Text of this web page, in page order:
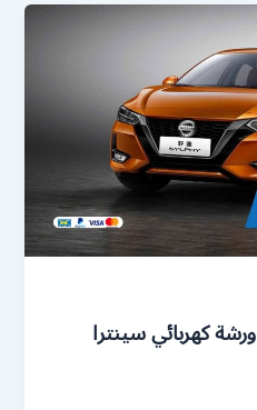
كراج سينترا 99007366 ورشة كهربائي سينترا